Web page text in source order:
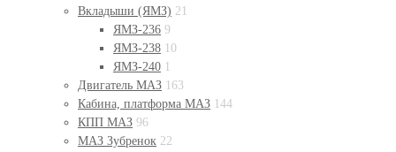
Вкладыши (ЯМЗ) 21
ЯМЗ-236 9
ЯМЗ-238 10
ЯМЗ-240 1
Двигатель МАЗ 163
Кабина, платформа МАЗ 144
КПП МАЗ 96
МАЗ Зубренок 22